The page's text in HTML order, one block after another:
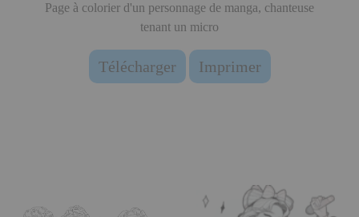
Page à colorier d'un personnage de manga, chanteuse
tenant un micro
Télécharger Imprimer